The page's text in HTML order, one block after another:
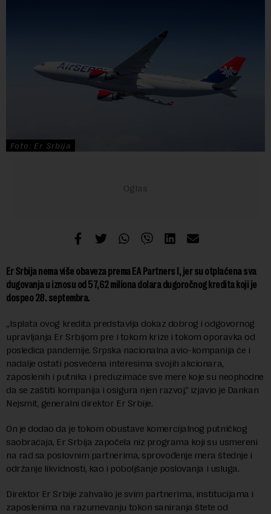
Foto: Er Srbija
Er Srbija nema više obaveza prema EA Partners I, jer su otplaćena sva
dugovanja u iznosu od 57,62 miliona dolara dugoročnog kredita koji je
dospeo 28. septembra.
„Isplata ovog kredita predstavlja dokaz dobrog i odgovornog
upravljanja Er Srbijom pre i tokom krize i tokom oporavka od
posledica pandemije. Srpska nacionalna avio-kompanija će i
nadalje ostati posvećena interesima svojih akcionara,
zaposlenih i putnika i preduzimaće sve mere koje su neophodne
da se zaštiti kompanija i osigura njen razvoj,“ izjavio je Dankan
Nejsmit, generalni direktor Er Srbije.
On je dodao da je tokom obustave komercijalnog putničkog
saobraćaja, Er Srbija započela niz programa koji su usmereni
na rad sa poslovnim partnerima, sprovođenje mera štednje i
održanje likvidnosti, kao i poboljšanje poslovanja i usluga.
Direktor Er Srbije zahvalio je svim partnerima, institucijama i
zaposlenima na razumevanju tokon saniranja štete od